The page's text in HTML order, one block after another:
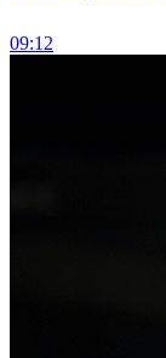
09:12